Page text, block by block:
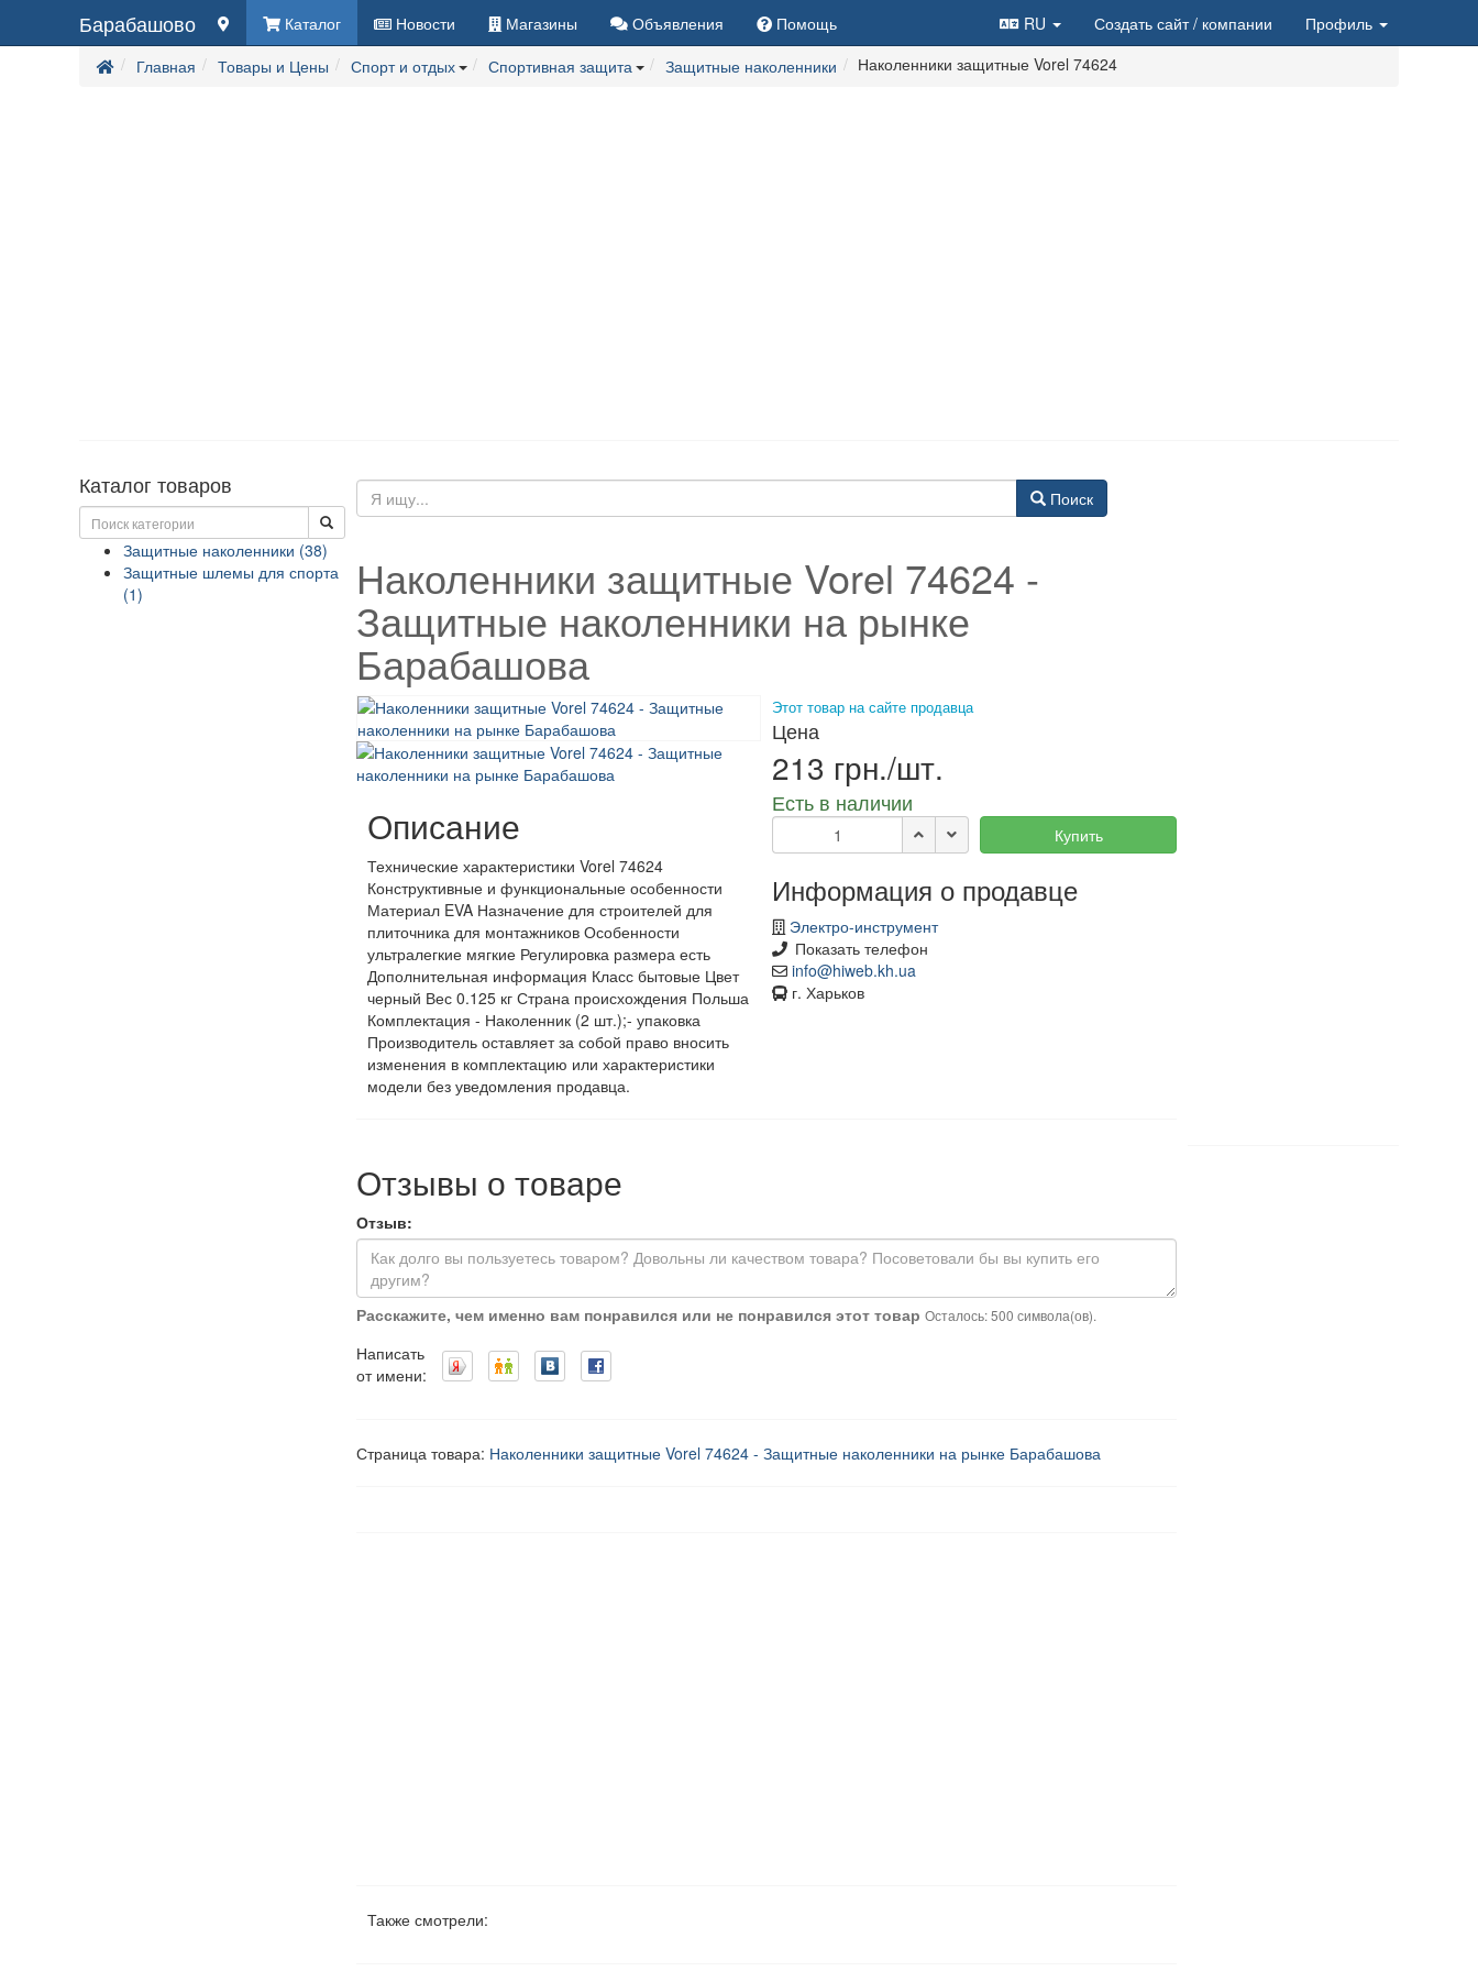
Барабашово Каталог Новости Магазины Объявления Помощь RU Создать сайт/ компании
Профиль
Главная
Товары и Цены Спорт и отдых Спортивная защита Защитные наколенники Наколенники защитные Vorel 74624
Поиск
Наколенники защитные Vorel 74624 -
Защитные наколенники на рынке
Барабашова
Описание
Технические характеристики Vorel 74624
Конструктивные и функциональные особенности
Материал EVA Назначение для строителей для
плиточника для монтажников Особенности
ультралегкие мягкие Регулировка размера есть
Дополнительная информация Класс бытовые Цвет
черный Вес 0.125 кг Страна происхождения Польша
Комплектация - Наколенник (2 шт.);- упаковка
Производитель оставляет за собой право вносить
изменения в комплектацию или характеристики
модели без уведомления продавца.
Этот товар на сайте продавца
Цена
213 грн./шт.
Есть в наличии
Купить
Информация о продавце
Электро-инструмент
Показать телефон
info@hiweb.kh.ua
г. Харьков
Отзывы о товаре
Отзыв:
Расскажите, чем именно вам понравился или не понравился этот товар Осталось: 500 символа(ов).
Написать
от имени:
Страница товара: Наколенники защитные Vorel 74624 - Защитные наколенники на рынке Барабашова
Также смотрели:
Каталог товаров
Защитные наколенники (38)
Защитные шлемы для спорта
(1)